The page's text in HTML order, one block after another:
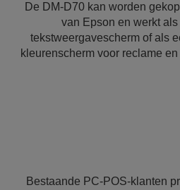
De DM-D70 kan worden
van Epson en werkt
tekstweergavescherm of als
kleurenscherm voor reclame
Bestaande PC-POS-klanten